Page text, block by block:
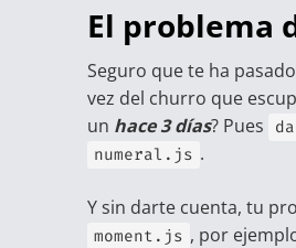
El problema
Seguro que te ha
vez del churro que
un hace 3 días? Pues
numeral.js .
Y sin darte cuenta, tu
moment.js , por